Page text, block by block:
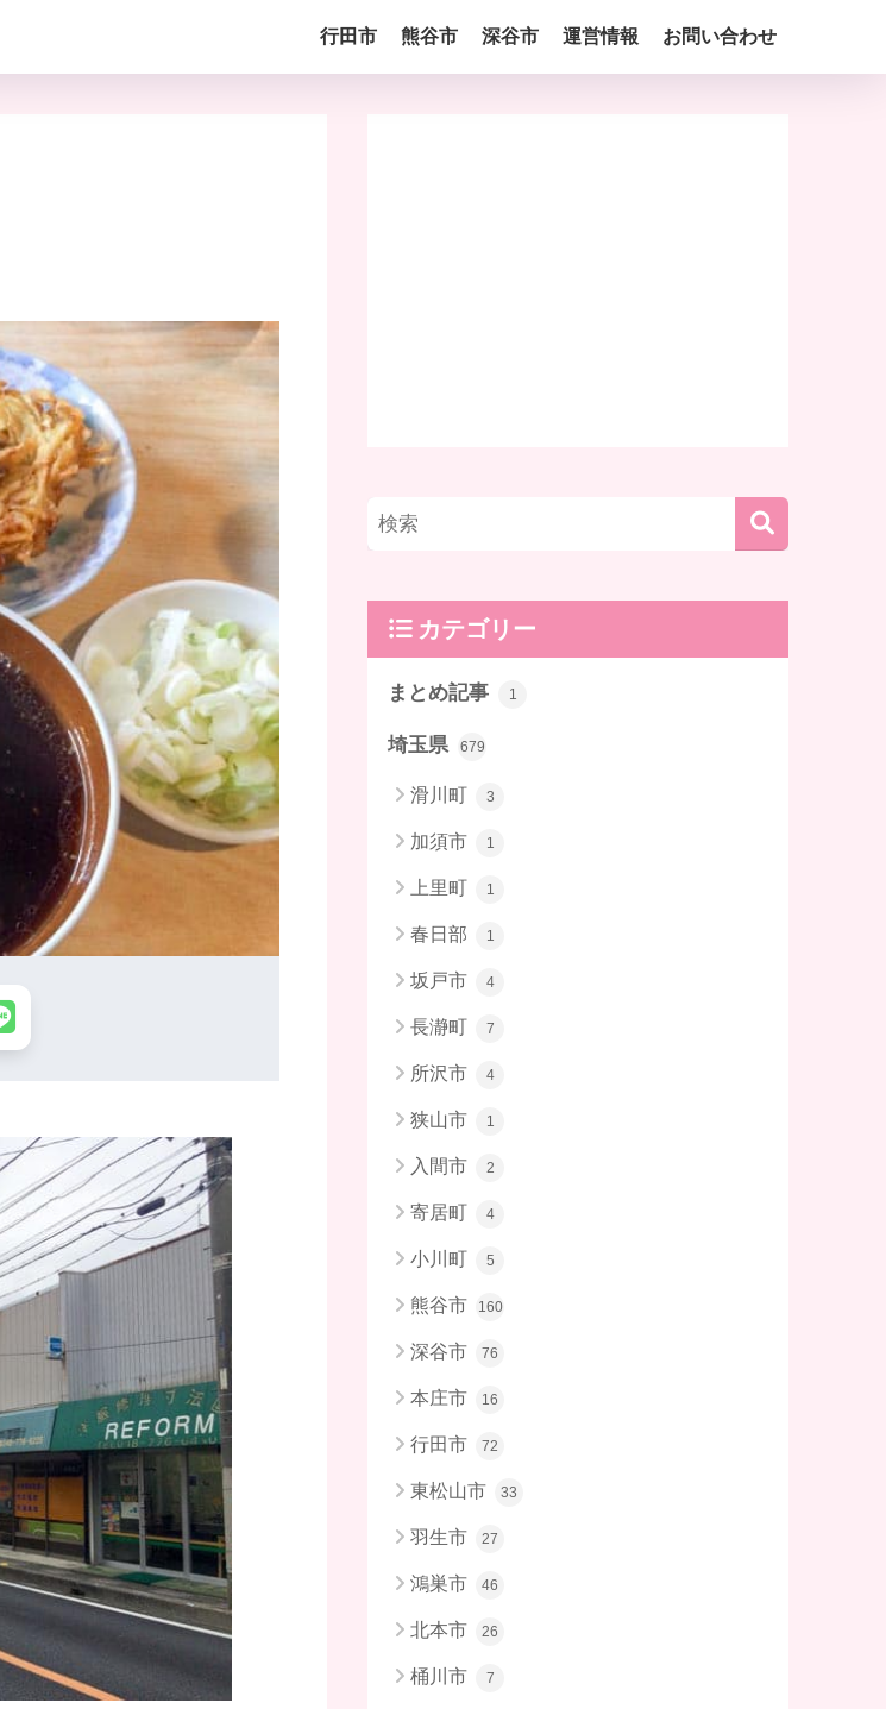
行田市 熊谷市 深谷市 運営情報 お問い合わせ
カテゴリー
まとめ記事 1
埼玉県 679
滑川町 3
加須市 1
上里町 1
春日部 1
坂戸市 4
長瀞町 7
所沢市 4
狭山市 1
入間市 2
寄居町 4
小川町 5
熊谷市 160
深谷市 76
本庄市 16
行田市 72
東松山市 33
羽生市 27
鴻巣市 46
北本市 26
桶川市 7